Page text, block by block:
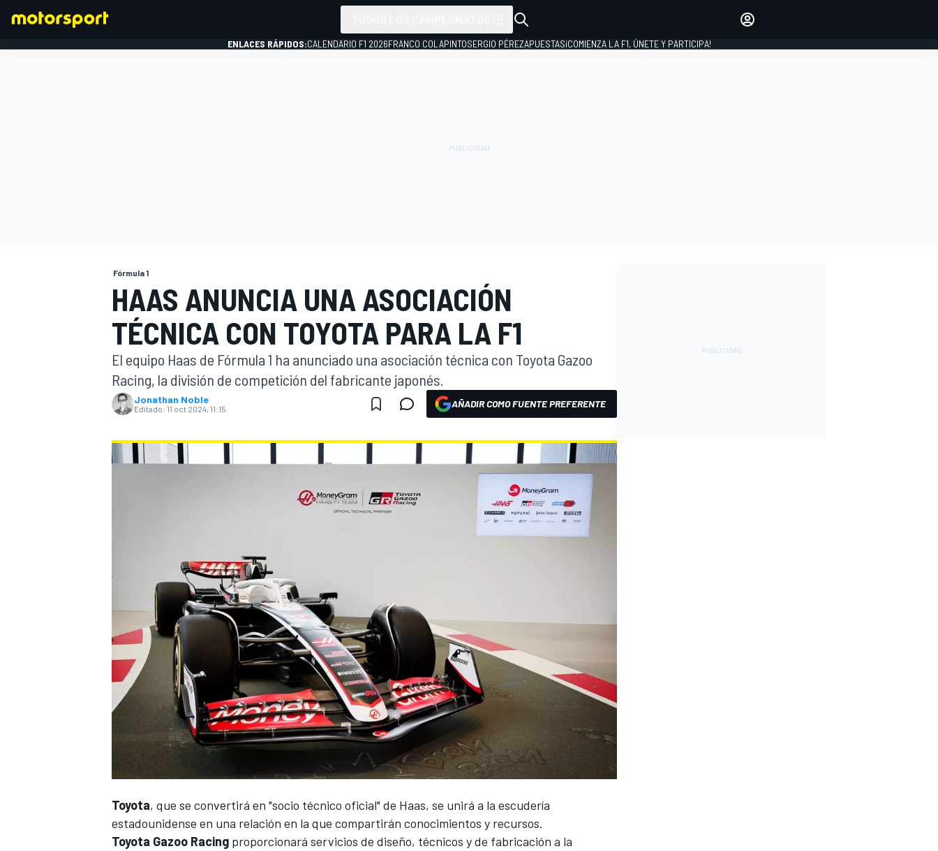
INDYCAR
NASCAR CUP
INICIAR SESIÓN
ENLACES RÁPIDOS:CALENDARIO F1 2026FRANCO COLAPINTOSERGIO PÉREZAPUESTAS¡COMIENZA LA F1, ÚNETE Y PARTICIPA!
Fórmula 1
HAAS ANUNCIA UNA ASOCIACIÓN
TÉCNICA CON TOYOTA PARA LA F1
El equipo Haas de Fórmula 1 ha anunciado una asociación técnica con Toyota Gazoo
Racing, la división de competición del fabricante japonés.
Jonathan Noble
Editado: 11 oct 2024, 11:15 AÑADIR COMO FUENTE PREFERENTE
Toyota, que se convertirá en "socio técnico oficial" de Haas, se unirá a la escudería
estadounidense en una relación en la que compartirán conocimientos y recursos.
Toyota Gazoo Racing proporcionará servicios de diseño, técnicos y de fabricación a la